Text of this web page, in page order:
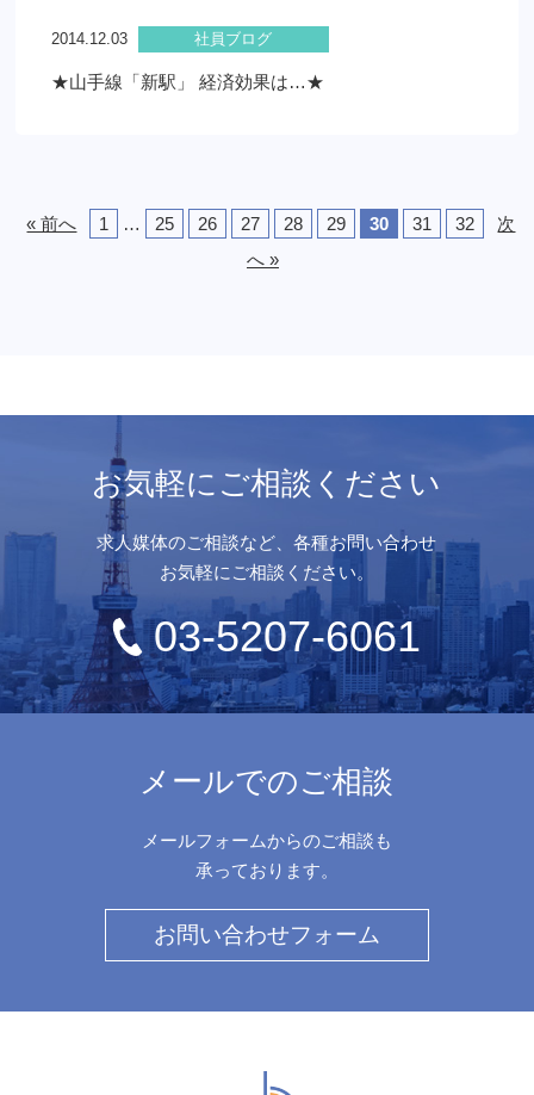
2014.12.03 社員ブログ
★山手線「新駅」 経済効果は…★
« 前へ 1 … 25 26 27 28 29 30 31 32
次
へ »
お気軽にご相談ください
求人媒体のご相談など、各種お問い合わせ
お気軽にご相談ください。
03-5207-6061
メールでのご相談
メールフォームからのご相談も
承っております。
お問い合わせフォーム